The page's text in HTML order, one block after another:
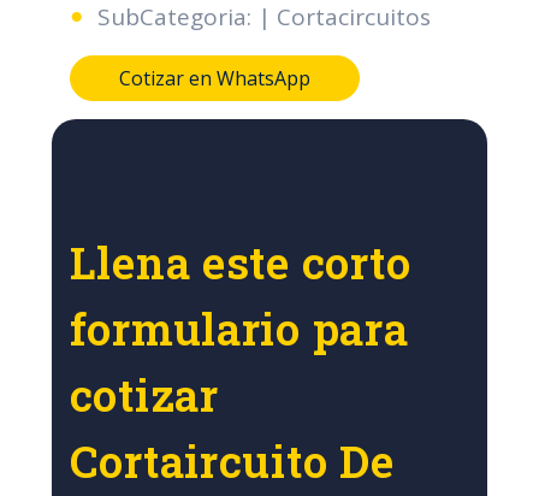
SubCategoria: | Cortacircuitos
Cotizar en WhatsApp
Llena este corto
formulario para
cotizar
Cortaircuito De